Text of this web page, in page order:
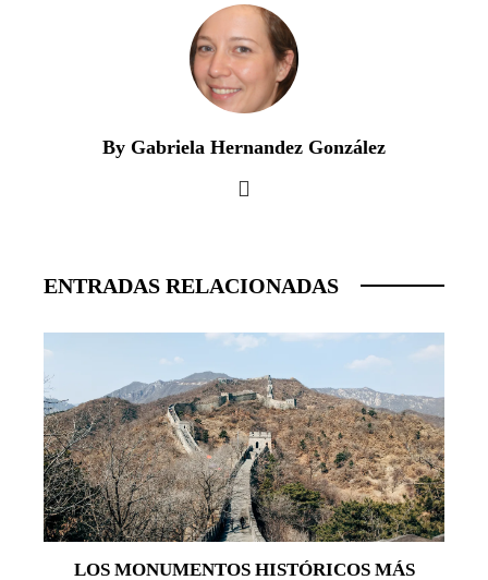
By Gabriela Hernandez González
ENTRADAS RELACIONADAS
LOS MONUMENTOS HISTÓRICOS MÁS